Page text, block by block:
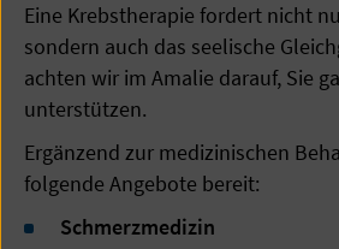
Eine Krebstherapie fordert nicht
sondern auch das seelische
achten wir im Amalie darauf, Sie
unterstützen.
Ergänzend zur medizinischen
folgende Angebote bereit:
Schmerzmedizin